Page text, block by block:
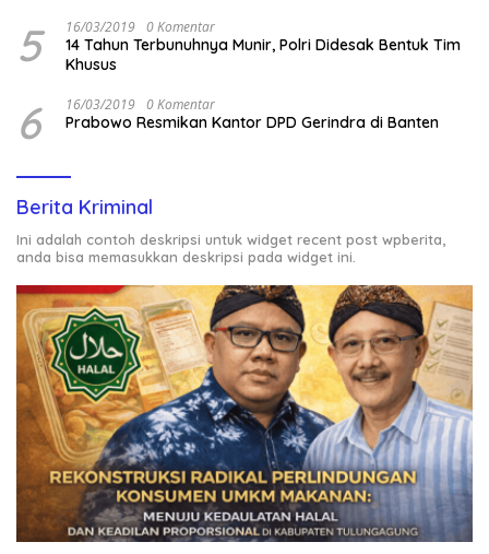
5 16/03/2019 0 Komentar
14 Tahun Terbunuhnya Munir, Polri Didesak Bentuk Tim
Khusus
6 16/03/2019 0 Komentar
Prabowo Resmikan Kantor DPD Gerindra di Banten
Berita Kriminal
Ini adalah contoh deskripsi untuk widget recent post wpberita,
anda bisa memasukkan deskripsi pada widget ini.